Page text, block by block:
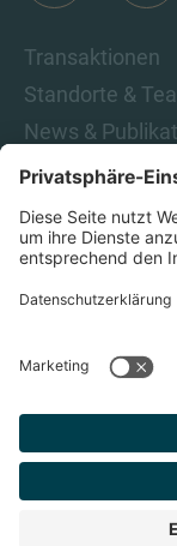
Transaktionen
Standorte &
News &
Karriere
zu. Damit sind Sie